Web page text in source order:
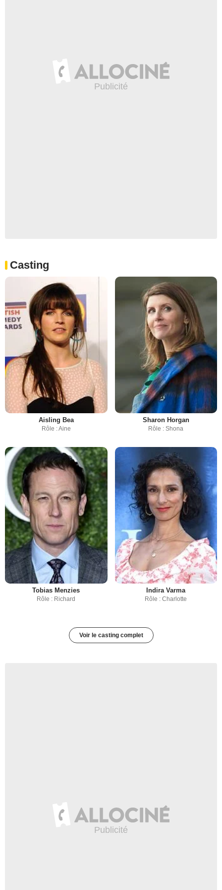
Casting
Aisling Bea
Rôle : Aine
Sharon Horgan
Rôle : Shona
Tobias Menzies
Rôle : Richard
Indira Varma
Rôle : Charlotte
Voir le casting complet